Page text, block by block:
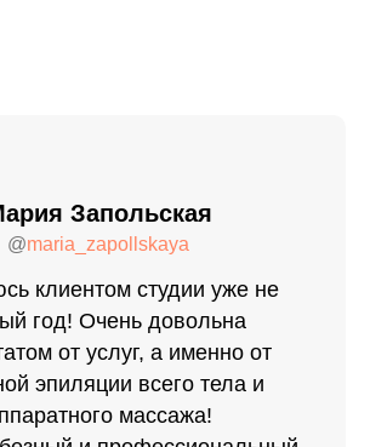
Запольская
@maria_zapollskaya
клиентом студии уже не
год! Очень довольна
от услуг, а именно от
эпиляции всего тела и
массажа!